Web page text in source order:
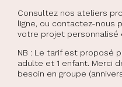
Consultez nos ateliers
ligne, ou contactez-nous
votre projet personnalisé
NB : Le tarif est proposé
adulte et 1 enfant. Merci
besoin en groupe